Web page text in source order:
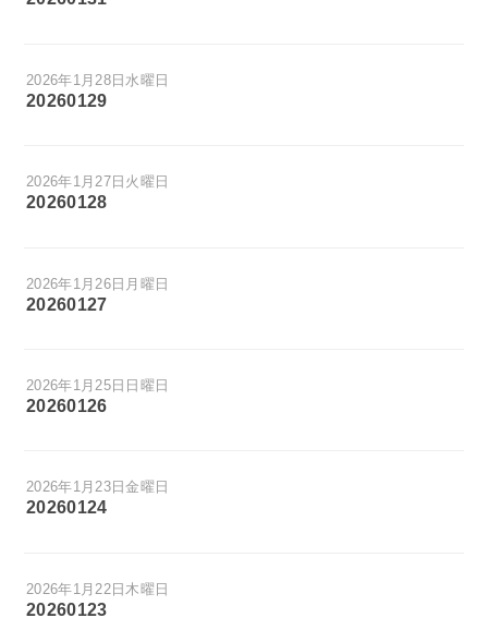
2026年1月28日水曜日
20260129
2026年1月27日火曜日
20260128
2026年1月26日月曜日
20260127
2026年1月25日日曜日
20260126
2026年1月23日金曜日
20260124
2026年1月22日木曜日
20260123